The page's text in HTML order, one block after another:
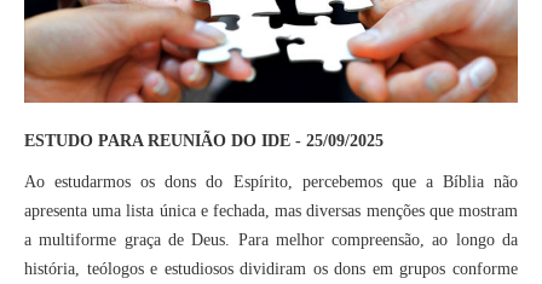
ESTUDO PARA REUNIÃO DO IDE - 25/09/2025
Ao estudarmos os dons do Espírito, percebemos que a Bíblia não
apresenta uma lista única e fechada, mas diversas menções que mostram
a multiforme graça de Deus. Para melhor compreensão, ao longo da
história, teólogos e estudiosos dividiram os dons em grupos conforme